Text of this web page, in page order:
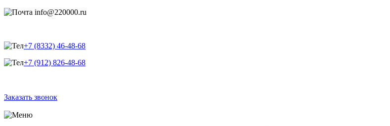
info@220000.ru
+7 (8332) 46-48-68
+7 (912) 826-48-68
Заказать звонок